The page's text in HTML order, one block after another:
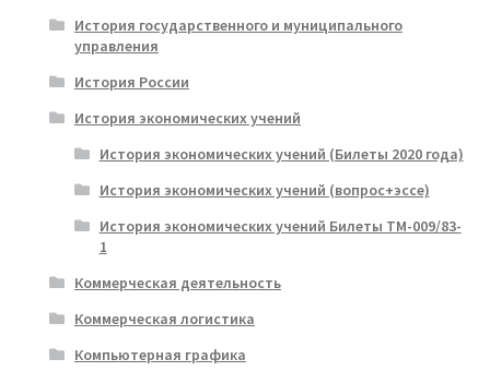
История государственного и муниципального
управления
История России
История экономических учений
История экономических учений (Билеты 2020 года)
История экономических учений (вопрос+эссе)
История экономических учений Билеты ТМ-009/83-
1
Коммерческая деятельность
Коммерческая логистика
Компьютерная графика